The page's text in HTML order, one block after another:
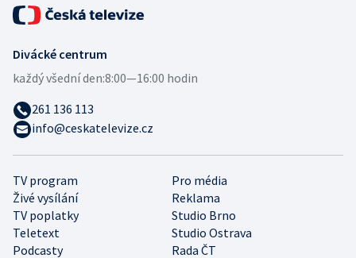
TV program
Pro média
Živé vysílání
Reklama
TV poplatky
Studio Brno
Teletext
Studio Ostrava
Podcasty
Rada ČT
Divácké centrum
každý všední den:8:00—16:00 hodin
261 136 113
info@ceskatelevize.cz